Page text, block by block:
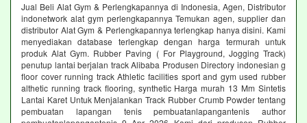
Jual Beli Alat Gym & Perlengkapannya di Indonesia, Agen, Distributor
indonetwork alat gym perlengkapannya Temukan agen, supplier dan
distributor Alat Gym & Perlengkapannya terlengkap hanya disini. Kami
menyediakan database terlengkap dengan harga termurah untuk
produk Alat Gym. Rubber Paving ( For Playground, Jogging Track)
penutup lantai berjalan track Alibaba Produsen Directory indonesian g
floor cover running track Athletic facilities sport and gym used rubber
althetic running track flooring, synthetic Harga murah 13 Mm Sintetis
Lantai Karet Untuk Menjalankan Track Rubber Crumb Powder tentang
pembuatan lapangan tenis pembuatanlapangantenis author